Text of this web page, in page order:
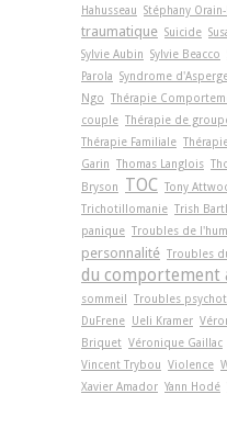
Hahusseau Stéphany
traumatique Suicide
Sylvie Aubin Sylvie Beacco
Parola Syndrome
Ngo Thérapie
couple Thérapie de
Thérapie Familiale
Garin Thomas Langlois
Bryson
TOC Tony
Trichotillomanie Trish
panique Troubles de
personnalité Troubles
du comportement
sommeil
Troubles
DuFrene
Ueli Kramer
Briquet Véronique Gaillac
Vincent Trybou Violence
Xavier Amador Yann Hodé